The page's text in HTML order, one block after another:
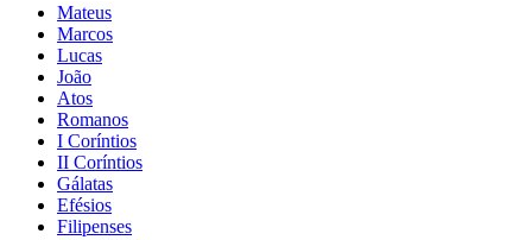
Mateus
Marcos
Lucas
João
Atos
Romanos
I Coríntios
II Coríntios
Gálatas
Efésios
Filipenses